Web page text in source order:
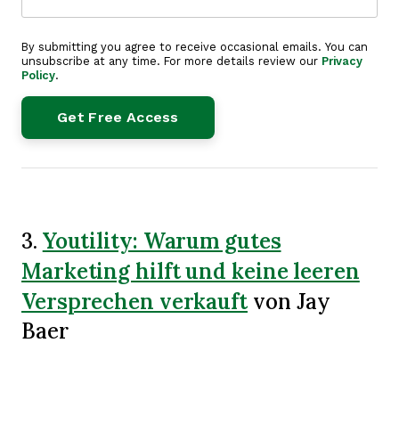
By submitting you agree to receive occasional emails. You can
unsubscribe at any time. For more details review our Privacy
Policy.
3. Youtility: Warum gutes
Marketing hilft und keine leeren
Versprechen verkauftvon Jay
Baer